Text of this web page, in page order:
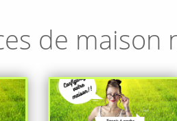
de maison